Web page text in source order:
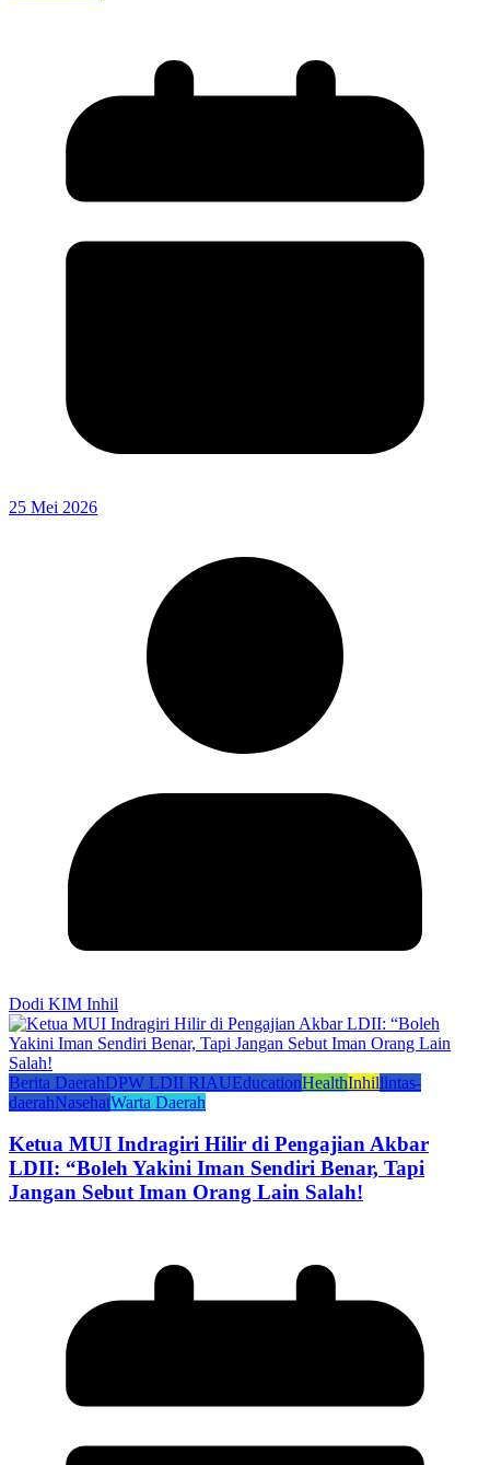
25 Mei 2026
Dodi KIM Inhil
Berita DaerahDPW LDII RIAUEducationHealthInhillintas-
daerahNasehatWarta Daerah
Ketua MUI Indragiri Hilir di Pengajian Akbar
LDII: “Boleh Yakini Iman Sendiri Benar, Tapi
Jangan Sebut Iman Orang Lain Salah!